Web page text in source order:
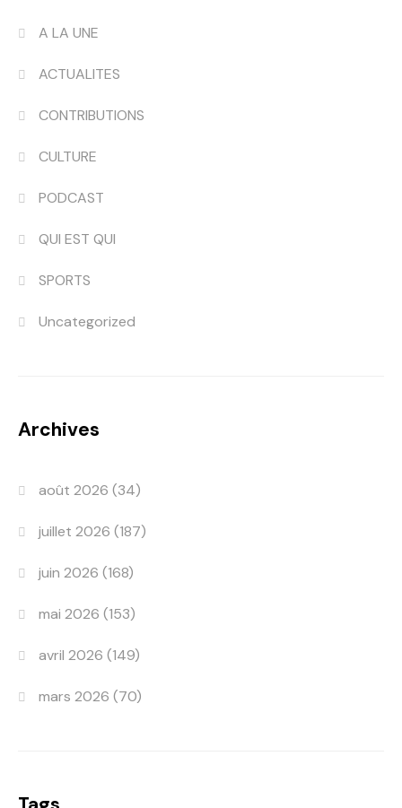
A LA UNE
ACTUALITES
CONTRIBUTIONS
CULTURE
PODCAST
QUI EST QUI
SPORTS
Uncategorized
Archives
août 2026 (34)
juillet 2026 (187)
juin 2026 (168)
mai 2026 (153)
avril 2026 (149)
mars 2026 (70)